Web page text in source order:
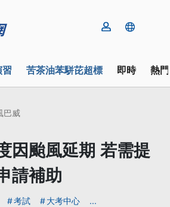
苦茶油苯駢芘超標 即時 熱
巴威
因颱風延期 若需提
請補助
考試 大考中心 ...